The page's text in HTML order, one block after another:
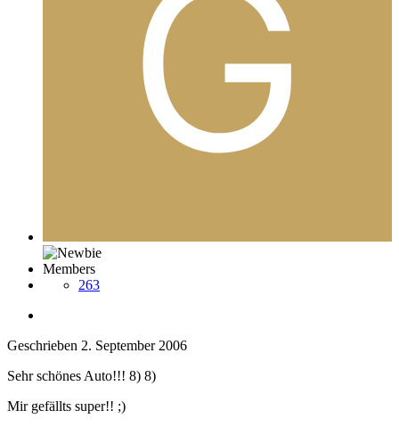
Members
263
Geschrieben 2. September 2006
Sehr schönes Auto!!! 8) 8)
Mir gefällts super!! ;)